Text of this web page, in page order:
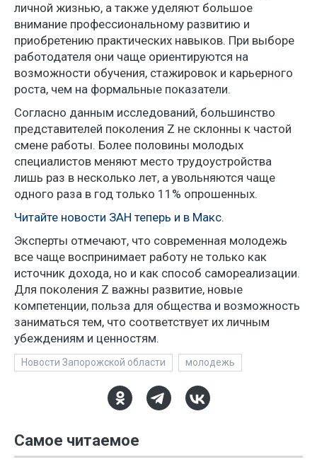
личной жизнью, а также уделяют большое
внимание профессиональному развитию и
приобретению практических навыков. При выборе
работодателя они чаще ориентируются на
возможности обучения, стажировок и карьерного
роста, чем на формальные показатели.
Согласно данным исследований, большинство
представителей поколения Z не склонны к частой
смене работы. Более половины молодых
специалистов меняют место трудоустройства
лишь раз в несколько лет, а увольняются чаще
одного раза в год только 11% опрошенных.
Читайте новости ЗАН теперь и в Макс.
Эксперты отмечают, что современная молодежь
все чаще воспринимает работу не только как
источник дохода, но и как способ самореализации.
Для поколения Z важны развитие, новые
компетенции, польза для общества и возможность
заниматься тем, что соответствует их личным
убеждениям и ценностям.
Новости Запорожской области молодежь
Самое читаемое